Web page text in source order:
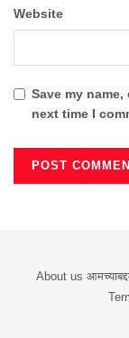
Website
Save my
next time I
About us